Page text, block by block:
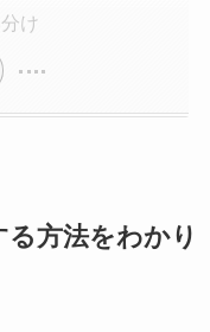
け
方法をわかり